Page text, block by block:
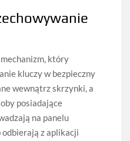
który
kluczy w bezpieczny
wewnątrz skrzynki, a
posiadające
na panelu
z aplikacji